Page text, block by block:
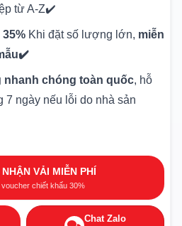
từ A-Z✔️
Khi đặt số lượng lớn, miễn
nhanh chóng toàn quốc, hỗ
7 ngày nếu lỗi do nhà sản
VẢI MIỄN PHÍ
voucher chiết khấu 30%
Chat Zalo